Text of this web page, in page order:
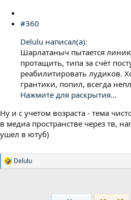
#360
Delulu написал(а):
Шарлатаныч пытается
протащить, типа за счёт
реабилитировать лудиков.
грантики, попил, всегда
Нажмите для раскрытия...
Ну и с учетом возраста - тема
в медиа пространстве через тв,
ушел в ютуб)
Р
Delulu